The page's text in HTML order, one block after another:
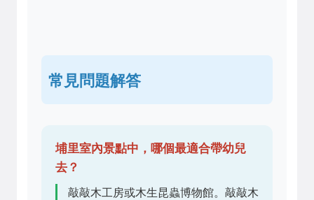
常見問題解答
埔里室內景點中，哪個最適合帶幼兒
去？
敲敲木工房或木生昆蟲博物館。敲敲木